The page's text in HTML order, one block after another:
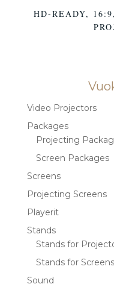
HD-READY,
Video Projectors
Packages
Projecting
Screen Packages
Screens
Projecting Screens
Playerit
Stands
Stands for
Stands for Screens
Sound